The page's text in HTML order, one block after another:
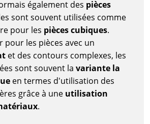
également des pièces
sont souvent utilisées comme
pour les pièces cubiques.
les pièces avec un
et des contours complexes, les
sont souvent la variante la
en termes d'utilisation des
grâce à une utilisation
.